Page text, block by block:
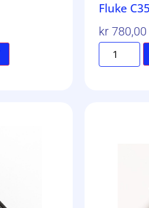
Fluke C35
kr 780,00